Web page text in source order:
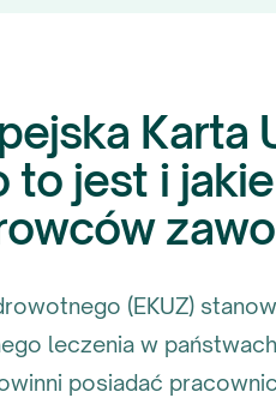
Karta
to jest i
(EKUZ)
leczenia w
posiadać